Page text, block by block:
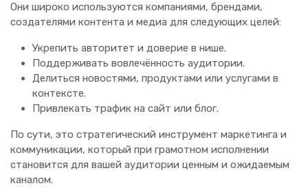
Они широко используются компаниями, брендами,
создателями контента и медиа для следующих целей:
Укрепить авторитет и доверие в нише.
Поддерживать вовлечённость аудитории.
Делиться новостями, продуктами или услугами в
контексте.
Привлекать трафик на сайт или блог.
По сути, это стратегический инструмент маркетинга и
коммуникации, который при грамотном исполнении
становится для вашей аудитории ценным и ожидаемым
каналом.